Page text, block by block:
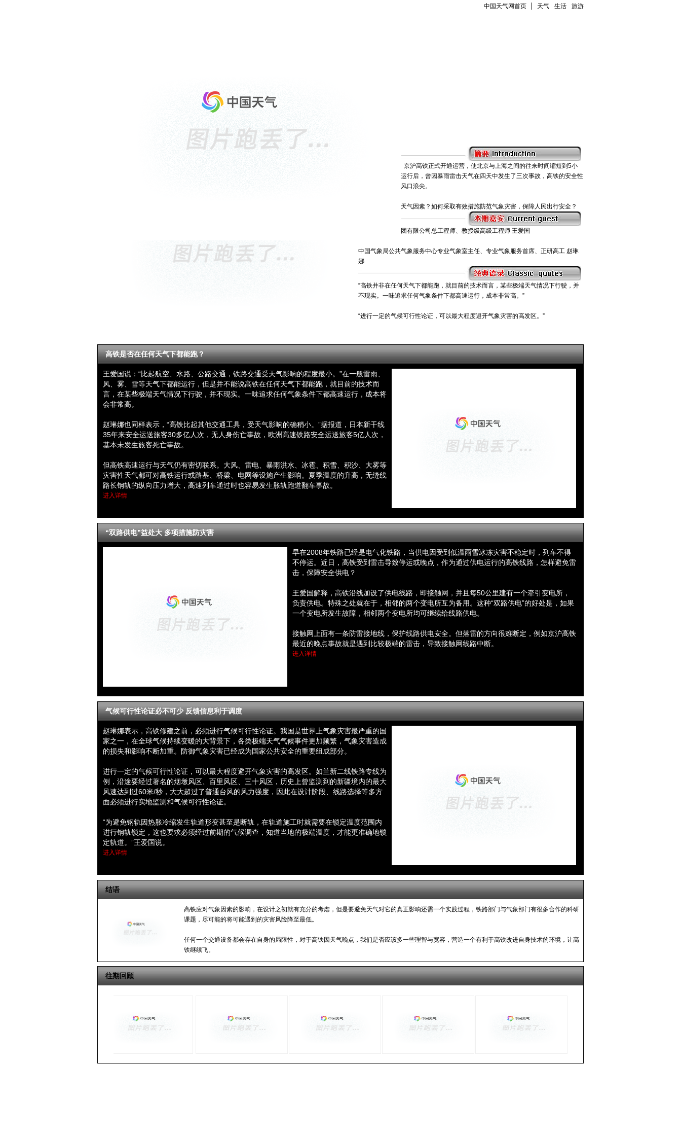
中国天气网首页 天气 生活 旅游
2011年7月1日，京沪高铁正式开通运营，使北京与上海之间的往来时间缩短到5小
时。而京沪高铁运行后，曾因暴雨雷击天气在四天中发生了三次事故，高铁的安全性
能一时间被推上风口浪尖。
高铁受制于哪些天气因素？如何采取有效措施防范气象灾害，保障人民出行安全？
中铁二十二局集团有限公司总工程师、教授级高级工程师 王爱国
中国气象局公共气象服务中心专业气象室主任、专业气象服务首席、正研高工 赵琳
娜
“高铁并非在任何天气下都能跑，就目前的技术而言，某些极端天气情况下行驶，并
不现实。一味追求任何气象条件下都高速运行，成本非常高。”
“进行一定的气候可行性论证，可以最大程度避开气象灾害的高发区。”
高铁是否在任何天气下都能跑？
王爱国说：“比起航空、水路、公路交通，铁路交通受天气影响的程度最小。”在一般雷雨、
风、雾、雪等天气下都能运行，但是并不能说高铁在任何天气下都能跑，就目前的技术而
言，在某些极端天气情况下行驶，并不现实。一味追求任何气象条件下都高速运行，成本将
会非常高。
赵琳娜也同样表示，“高铁比起其他交通工具，受天气影响的确稍小。”据报道，日本新干线
35年来安全运送旅客30多亿人次，无人身伤亡事故，欧洲高速铁路安全运送旅客5亿人次，
基本未发生旅客死亡事故。
但高铁高速运行与天气仍有密切联系。大风、雷电、暴雨洪水、冰雹、积雪、积沙、大雾等
灾害性天气都可对高铁运行或路基、桥梁、电网等设施产生影响。夏季温度的升高，无缝线
路长钢轨的纵向压力增大，高速列车通过时也容易发生胀轨跑道翻车事故。
进入详情
“双路供电”益处大 多项措施防灾害
早在2008年铁路已经是电气化铁路，当供电因受到低温雨雪冰冻灾害不稳定时，列车不得
不停运。近日，高铁受到雷击导致停运或晚点，作为通过供电运行的高铁线路，怎样避免雷
击，保障安全供电？
王爱国解释，高铁沿线加设了供电线路，即接触网，并且每50公里建有一个牵引变电所，
负责供电。特殊之处就在于，相邻的两个变电所互为备用。这种“双路供电”的好处是，如果
一个变电所发生故障，相邻两个变电所均可继续给线路供电。
接触网上面有一条防雷接地线，保护线路供电安全。但落雷的方向很难断定，例如京沪高铁
最近的晚点事故就是遇到比较极端的雷击，导致接触网线路中断。
进入详情
气候可行性论证必不可少 反馈信息利于调度
赵琳娜表示，高铁修建之前，必须进行气候可行性论证。我国是世界上气象灾害最严重的国
家之一，在全球气候持续变暖的大背景下，各类极端天气气候事件更加频繁，气象灾害造成
的损失和影响不断加重。防御气象灾害已经成为国家公共安全的重要组成部分。
进行一定的气候可行性论证，可以最大程度避开气象灾害的高发区。如兰新二线铁路专线为
例，沿途要经过著名的烟墩风区、百里风区、三十风区，历史上曾监测到的新疆境内的最大
风速达到过60米/秒，大大超过了普通台风的风力强度，因此在设计阶段、线路选择等多方
面必须进行实地监测和气候可行性论证。
“为避免钢轨因热胀冷缩发生轨道形变甚至是断轨，在轨道施工时就需要在锁定温度范围内
进行钢轨锁定，这也要求必须经过前期的气候调查，知道当地的极端温度，才能更准确地锁
定轨道。”王爱国说。
进入详情
结语
高铁应对气象因素的影响，在设计之初就有充分的考虑，但是要避免天气对它的真正影响还需一个实践过程，铁路部门与气象部门有很多合作的科研
课题，尽可能的将可能遇到的灾害风险降至最低。
任何一个交通设备都会存在自身的局限性，对于高铁因天气晚点，我们是否应该多一些理智与宽容，营造一个有利于高铁改进自身技术的环境，让高
铁继续飞。
往期回顾